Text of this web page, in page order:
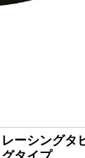
レーシングタ